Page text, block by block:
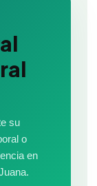
su
o
en